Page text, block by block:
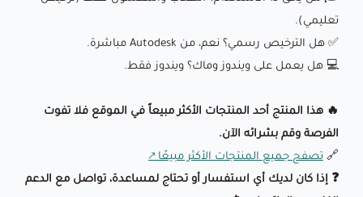
تعليمي).
✅ هل الترخيص رسمي؟ نعم، من Autodesk مباشرة.
💻 هل يعمل على ويندوز وماك؟ ويندوز فقط.
🔥 هذا المنتج أحد المنتجات الأكثر مبيعاً في الموقع فلا تفوت
الفرصة وقم بشرائه الآن.
🔗 تصفح جميع المنتجات الأكثر مبيعًا
❓ إذا كان لديك أي استفسار أو تحتاج لمساعدة، تواصل مع الدعم